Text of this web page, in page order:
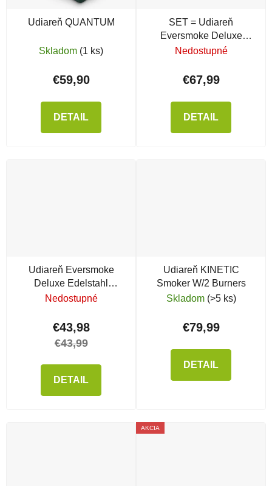
Udiareň QUANTUM
Skladom (1 ks)
€59,90
DETAIL
SET = Udiareň
Eversmoke Deluxe
Edelstahl
príslušenstvo
Nedostupné
€67,99
DETAIL
Udiareň Eversmoke
Deluxe Edelstahl
Tischräucherofen
Nedostupné
€43,98
€43,99
DETAIL
Udiareň KINETIC
Smoker W/2 Burners
Skladom (>5 ks)
€79,99
DETAIL
AKCIA